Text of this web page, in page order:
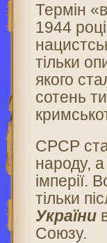
Термін
1944
тільки
якого
сотень
СРСР
народу,
імперії.
тільки
України
Союзу.